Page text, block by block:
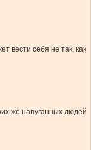
вести себя не так, как
же напуганных людей